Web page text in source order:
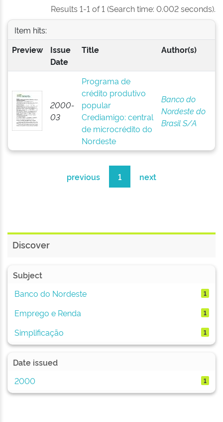
Results 1-1 of 1 (Search time: 0.002 seconds).
Item hits:
Preview
Issue
Date
Title Author(s)
2000-
03
Programa de
crédito produtivo
popular
Crediamigo: central
de microcrédito do
Nordeste
Banco do
Nordeste do
Brasil S/A
previous 1 next
Discover
Subject
Banco do Nordeste
1
Emprego e Renda 1
Simplificação 1
Date issued
2000
1